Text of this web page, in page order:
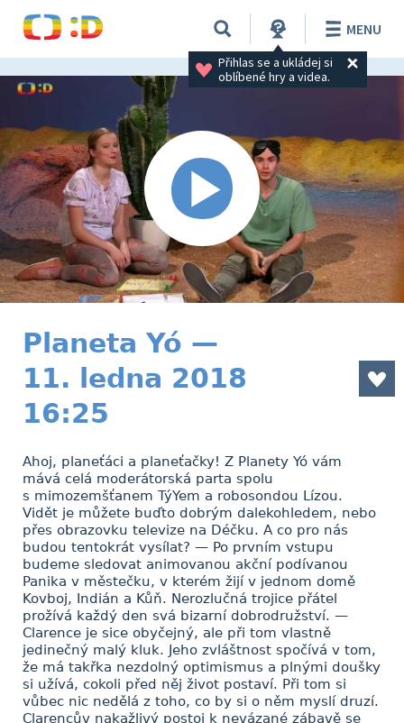
Přihlas se a ukládej si
oblíbené hry a videa.
MENU
Planeta Yó —
11. ledna 2018
16:25
Ahoj, planeťáci a planeťačky! Z Planety Yó vám
mává celá moderátorská parta spolu
s mimozemšťanem TýYem a robosondou Lízou.
Vidět je můžete buďto dobrým dalekohledem, nebo
přes obrazovku televize na Déčku. A co pro nás
budou tentokrát vysílat? — Po prvním vstupu
budeme sledovat animovanou akční podívanou
Panika v městečku, v kterém žijí v jednom domě
Kovboj, Indián a Kůň. Nerozlučná trojice přátel
prožívá každý den svá bizarní dobrodružství. —
Clarence je sice obyčejný, ale při tom vlastně
jedinečný malý kluk. Jeho zvláštnost spočívá v tom,
že má takřka nezdolný optimismus a plnými doušky
si užívá, cokoli před něj život postaví. Při tom si
vůbec nic nedělá z toho, co by si o něm myslí druzí.
Clarencův nakažlivý postoj k nevázané zábavě se